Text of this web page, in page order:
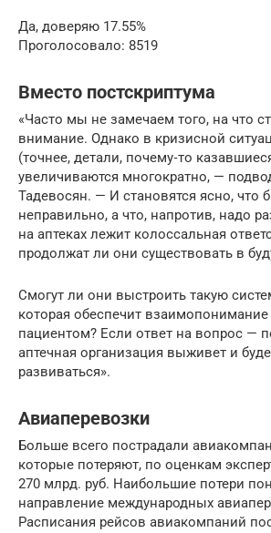
Да, доверяю 17.55%
Проголосовало: 8519
Вместо постскриптума
«Часто мы не замечаем того, на что
внимание. Однако в кризисной
(точнее, детали, почему‑то
увеличиваются многократно, —
Тадевосян. — И становятся ясно, что
неправильно, а что, напротив, надо
на аптеках лежит колоссальная
продолжат ли они существовать в
Смогут ли они выстроить такую
которая обеспечит взаимопонимание
пациентом? Если ответ на вопрос —
аптечная организация выживет и
развиваться».
Авиаперевозки
Больше всего пострадали
которые потеряют, по оценкам
270 млрд. руб. Наибольшие потери
направление международных
Расписания рейсов авиакомпаний